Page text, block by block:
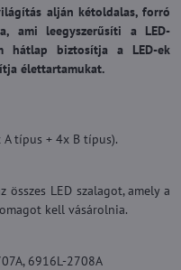
alján kétoldalas, forró
ami leegyszerűsíti a LED-
hátlap biztosítja a LED-ek
élettartamukat.
A típus + 4x B típus).
LED szalagot, amely a
kell vásárolnia.
6916L-2708A